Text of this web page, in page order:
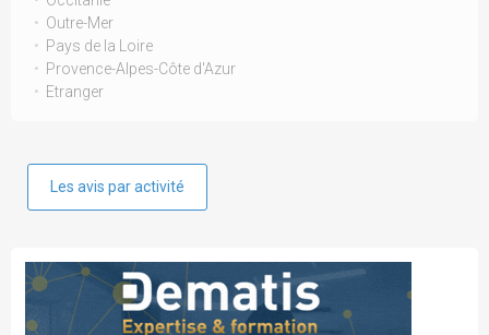
Outre-Mer
Pays de la Loire
Provence-Alpes-Côte d'Azur
Etranger
Les avis par activité